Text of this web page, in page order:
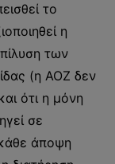
το
η
των
(η ΑΟΖ δεν
ότι η μόνη
σε
άποψη